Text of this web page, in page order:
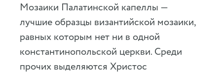
Мозаики Палатинской капеллы —
лучшие образцы византийской мозаики,
равных которым нет ни в одной
константинопольской церкви. Среди
прочих выделяются Христос